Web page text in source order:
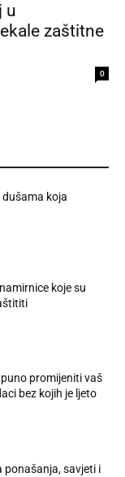
u
zaštitne
0
koja
koje su
promijeniti vaš
bez kojih je ljeto
ponašanja, savjeti i